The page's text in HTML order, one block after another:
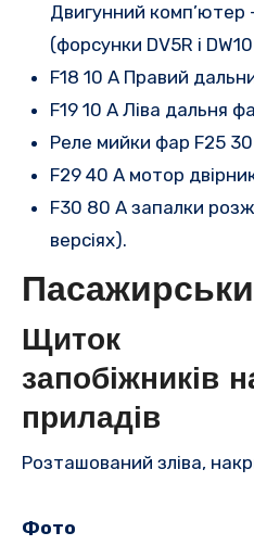
Двигунний комп’ютер
(форсунки DV5R і
F18 10 A Правий
F19 10 A Ліва дальня
Реле мийки фар F25
F29 40 A мотор
F30 80 A запалки
версіях).
Щиток
запобіжників
приладів
Розташований зліва,
Фото